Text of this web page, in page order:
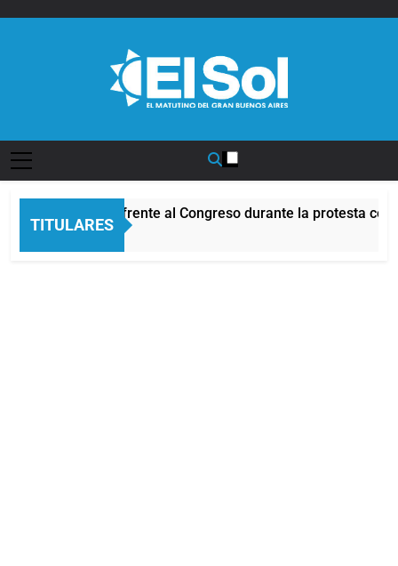
TITULARES
Incidentes frente al Congreso durante la protesta
3 Horas Atrás